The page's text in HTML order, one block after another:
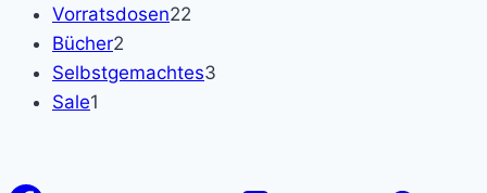
Produkte
Vorratsdosen22
Bücher2
Produkte
Selbstgemachtes3
Sale1